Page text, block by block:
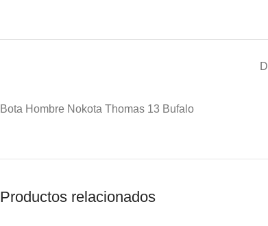
Bota Hombre Nokota Thomas 13 Bufalo
Productos relacionados